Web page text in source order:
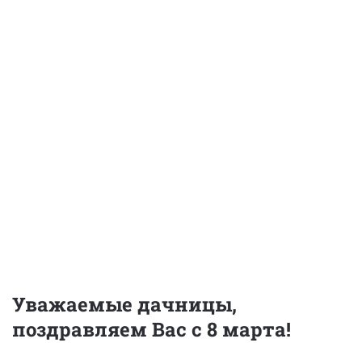
Уважаемые дачницы,
поздравляем Вас с 8 марта!